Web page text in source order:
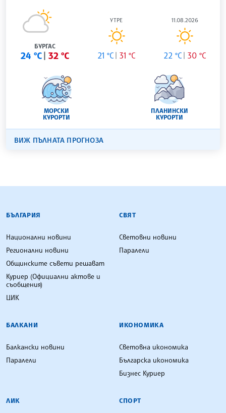
БУРГАС
24 °C 32 °C
УТРЕ
21 °C 31 °C
11.08.2026
22 °C 30 °C
МОРСКИ
КУРОРТИ
ПЛАНИНСКИ
КУРОРТИ
ВИЖ ПЪЛНАТА ПРОГНОЗА
БЪЛГАРСКА ТЕЛЕГРАФНА АГЕНЦИЯ
БЪЛГАРИЯ
Национални новини
Регионални новини
Общинските съвети решават
Куриер (Официални актове и
съобщения)
ЦИК
СВЯТ
Световни новини
Паралели
БАЛКАНИ
Балкански новини
Паралели
ИКОНОМИКА
Световна икономика
Българска икономика
Бизнес Куриер
ЛИК СПОРТ